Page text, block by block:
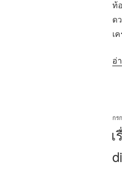
ท้
ด
เ
อ่
เขี
ที่
กร